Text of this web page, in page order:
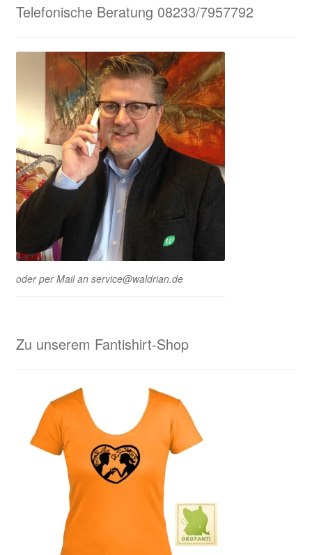
Telefonische Beratung 08233/7957792
oder per Mail an service@waldrian.de
Zu unserem Fantishirt-Shop